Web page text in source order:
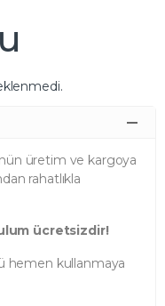
üretim ve kargoya
rahatlıkla
ücretsizdir!
hemen kullanmaya